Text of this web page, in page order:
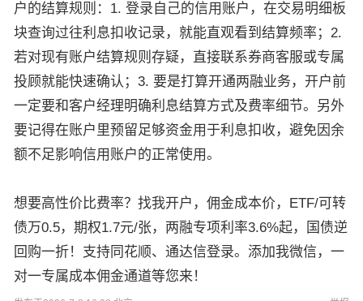
户的结算规则：1. 登录自己的信用账户，在交易明细板
块查询过往利息扣收记录，就能直观看到结算频率；2.
若对现有账户结算规则存疑，直接联系券商客服或专属
投顾就能快速确认；3. 要是打算开通两融业务，开户前
一定要和客户经理明确利息结算方式及费率细节。另外
要记得在账户里预留足够资金用于利息扣收，避免因余
额不足影响信用账户的正常使用。
想要高性价比费率？找我开户，佣金成本价，ETF/可转
债万0.5，期权1.7元/张，两融专项利率3.6%起，国债逆
回购一折！支持同花顺、通达信登录。添加我微信，一
对一专属成本佣金通道等您来！